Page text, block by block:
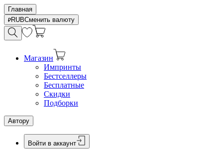
Главная
RUBСменить валюту
Магазин
Импринты
Бестселлеры
Бесплатные
Скидки
Подборки
Автору
Войти в аккаунт